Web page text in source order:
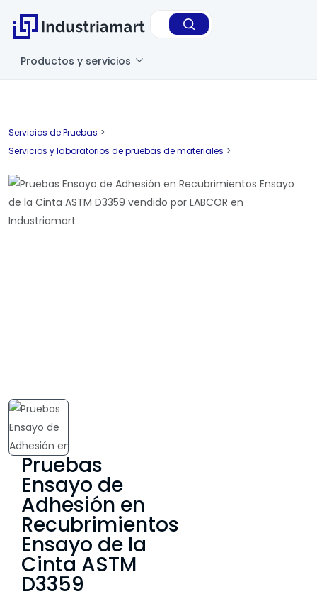
Productos y servicios
Servicios de Pruebas >
Servicios y laboratorios de pruebas de materiales >
Pruebas
Ensayo de
Adhesión en
Recubrimientos
Ensayo de la
Cinta ASTM
D3359